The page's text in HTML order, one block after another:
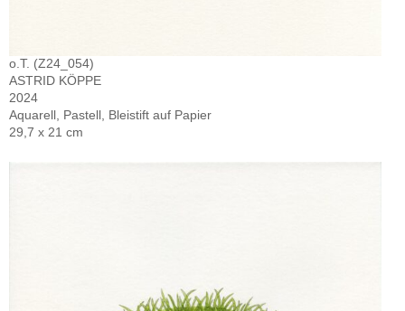
o.T. (Z24_054)
ASTRID KÖPPE
2024
Aquarell, Pastell, Bleistift auf Papier
29,7 x 21 cm